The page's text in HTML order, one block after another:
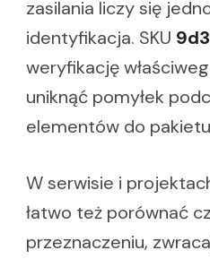
zasilania liczy się
identyfikacja. SKU
weryfikację
uniknąć pomyłek
elementów do
W serwisie i
łatwo też porównać
przeznaczeniu,